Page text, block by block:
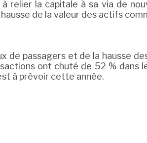
relier la capitale à sa via de
de la valeur des actifs
de passagers et de la hausse
ont chuté de 52 % dans
à prévoir cette année.